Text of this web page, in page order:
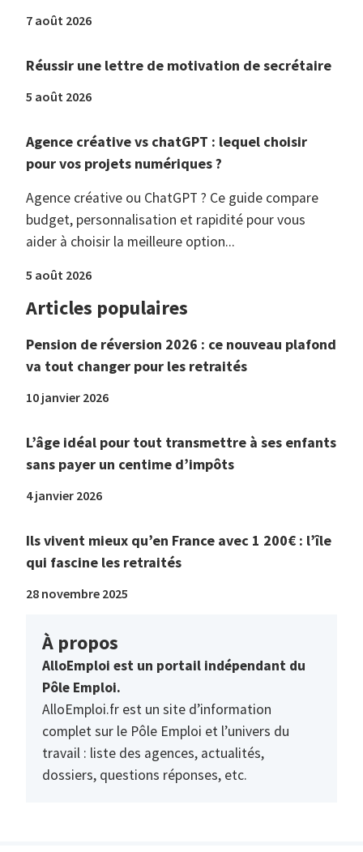
7 août 2026
Réussir une lettre de motivation de secrétaire
5 août 2026
Agence créative vs chatGPT : lequel choisir
pour vos projets numériques ?
Agence créative ou ChatGPT ? Ce guide compare
budget, personnalisation et rapidité pour vous
aider à choisir la meilleure option...
5 août 2026
Articles populaires
Pension de réversion 2026 : ce nouveau plafond
va tout changer pour les retraités
10 janvier 2026
L’âge idéal pour tout transmettre à ses enfants
sans payer un centime d’impôts
4 janvier 2026
Ils vivent mieux qu’en France avec 1 200€ : l’île
qui fascine les retraités
28 novembre 2025
À propos
AlloEmploi est un portail indépendant du
Pôle Emploi.
AlloEmploi.fr est un site d’information
complet sur le Pôle Emploi et l’univers du
travail : liste des agences, actualités,
dossiers, questions réponses, etc.